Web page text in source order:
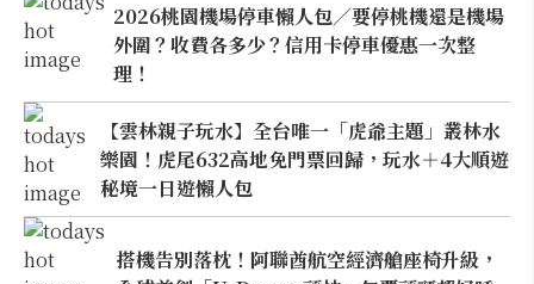
2026桃園機場停車懶人包／要停桃機還是機場
外圍？收費各多少？信用卡停車優惠一次整
理！
【雲林親子玩水】全台唯一「虎爺主題」叢林水
樂園！虎尾632高地免門票回歸，玩水＋4大順遊
秘境一日遊懶人包
搭機告別落枕！阿聯酋航空經濟艙座椅升級，